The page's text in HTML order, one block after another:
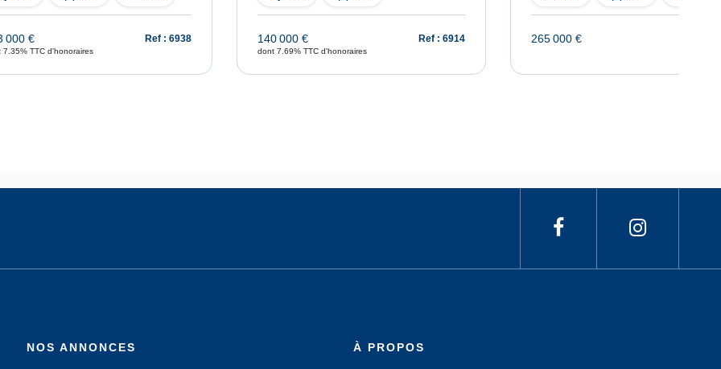
000 €
7.35% TTC d'honoraires
Ref : 6938 140 000 €
dont 7.69% TTC d'honoraires
Ref : 6914 265 000 €
NOS ANNONCES À PROPOS